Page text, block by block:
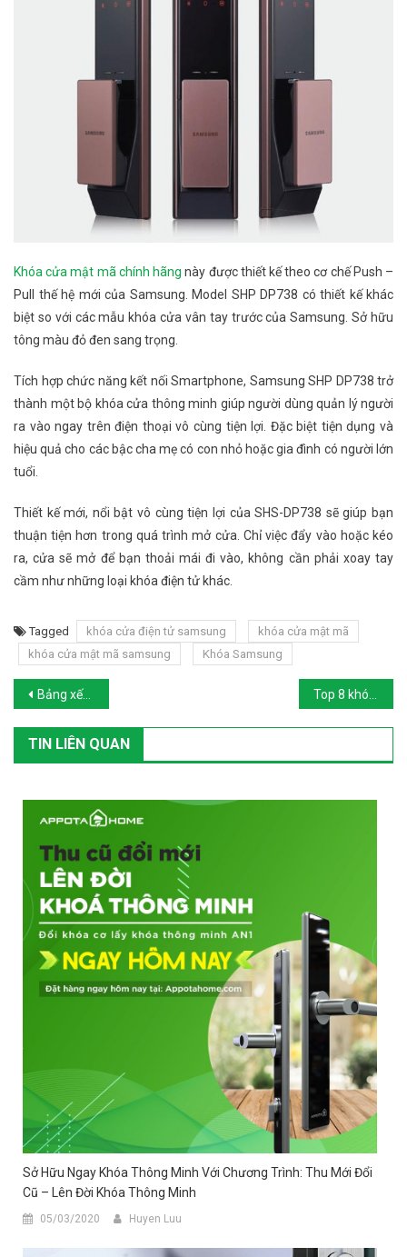
Khóa cửa mật mã chính hãng này được thiết kế theo cơ chế Push –
Pull thế hệ mới của Samsung. Model SHP DP738 có thiết kế khác
biệt so với các mẫu khóa cửa vân tay trước của Samsung. Sở hữu
tông màu đỏ đen sang trọng.
Tích hợp chức năng kết nối Smartphone, Samsung SHP DP738 trở
thành một bộ khóa cửa thông minh giúp người dùng quản lý người
ra vào ngay trên điện thoại vô cùng tiện lợi. Đặc biệt tiện dụng và
hiệu quả cho các bậc cha mẹ có con nhỏ hoặc gia đình có người lớn
tuổi.
Thiết kế mới, nổi bật vô cùng tiện lợi của SHS-DP738 sẽ giúp bạn
thuận tiện hơn trong quá trình mở cửa. Chỉ việc đẩy vào hoặc kéo
ra, cửa sẽ mở để bạn thoải mái đi vào, không cần phải xoay tay
cầm như những loại khóa điện tử khác.
Tagged khóa cửa điện tử samsung
khóa cửa mật mã
khóa cửa mật mã samsung
Khóa Samsung
Post navigation
Bảng xếp hạng Khóa Vân Tay Yale tay gạt được yêu thích nhất hiện nay
TIN LIÊN QUAN
Sở Hữu Ngay Khóa Thông Minh Với Chương Trình: Thu Mới Đổi
Cũ – Lên Đời Khóa Thông Minh
05/03/2020 Huyen Luu